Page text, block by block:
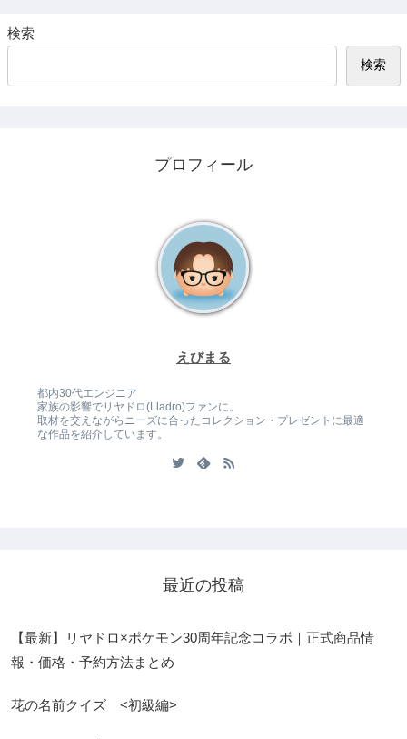
検索
検索
プロフィール
えびまる
都内30代エンジニア
家族の影響でリヤドロ(Lladro)ファンに。
取材を交えながらニーズに合ったコレクション・プレゼントに最適
な作品を紹介しています。
最近の投稿
【最新】リヤドロ×ポケモン30周年記念コラボ｜正式商品情
報・価格・予約方法まとめ
花の名前クイズ <初級編>